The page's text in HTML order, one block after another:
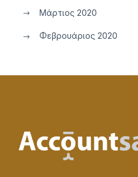
Μάρτιος 2020
Φεβρουάριος 2020